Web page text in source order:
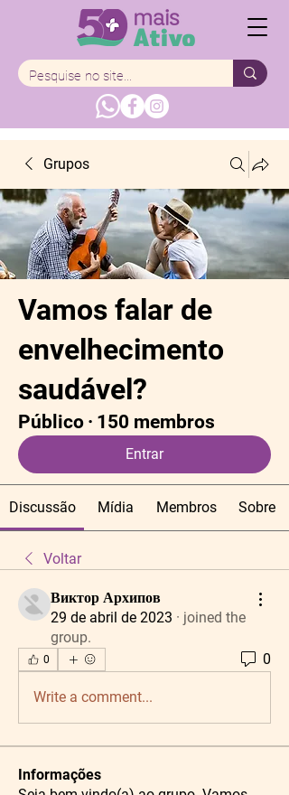
Grupos
Vamos falar de
envelhecimento
saudável?
Público · 150 membros
Entrar
Discussão Mídia Membros Sobre
Voltar
Виктор Архипов
29 de abril de 2023 · joined the
group.
0 0
Write a comment...
Informações